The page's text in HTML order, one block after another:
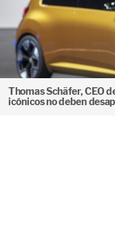
Thomas Schäfer, CEO
icónicos no deben